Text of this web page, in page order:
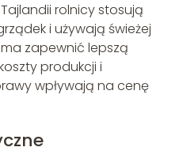
rolnicy stosują
i używają świeżej
zapewnić lepszą
produkcji i
wpływają na cenę